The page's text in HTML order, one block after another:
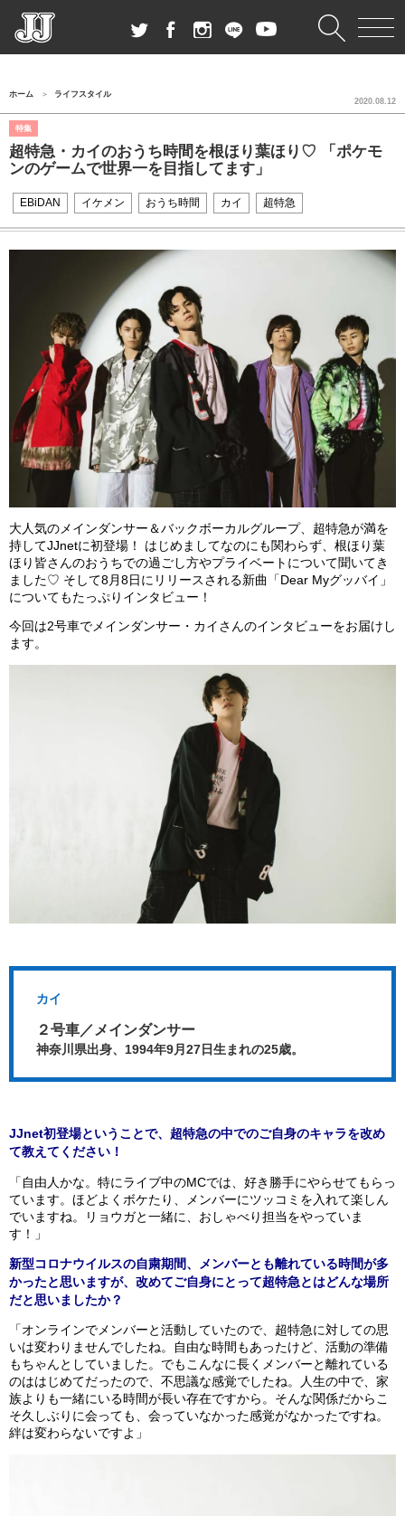
ホーム ライフスタイル
特集
超特急・カイのおうち時間を根ほり葉ほり♡ 「ポケモ
ンのゲームで世界一を目指してます」
2020.08.12
EBiDAN イケメン おうち時間 カイ 超特急
大人気のメインダンサー＆バックボーカルグループ、超特急が満を
持してJJnetに初登場！ はじめましてなのにも関わらず、根ほり葉
ほり皆さんのおうちでの過ごし方やプライベートについて聞いてき
ました♡ そして8月8日にリリースされる新曲「Dear Myグッバイ」
についてもたっぷりインタビュー！
今回は2号車でメインダンサー・カイさんのインタビューをお届けし
ます。
カイ
２号車／メインダンサー
神奈川県出身、1994年9月27日生まれの25歳。
JJnet初登場ということで、超特急の中でのご自身のキャラを改め
て教えてください！
「自由人かな。特にライブ中のMCでは、好き勝手にやらせてもらっ
ています。ほどよくボケたり、メンバーにツッコミを入れて楽しん
でいますね。リョウガと一緒に、おしゃべり担当をやっていま
す！」
新型コロナウイルスの自粛期間、メンバーとも離れている時間が多
かったと思いますが、改めてご自身にとって超特急とはどんな場所
だと思いましたか？
「オンラインでメンバーと活動していたので、超特急に対しての思
いは変わりませんでしたね。自由な時間もあったけど、活動の準備
もちゃんとしていました。でもこんなに長くメンバーと離れている
のははじめてだったので、不思議な感覚でしたね。人生の中で、家
族よりも一緒にいる時間が長い存在ですから。そんな関係だからこ
そ久しぶりに会っても、会っていなかった感覚がなかったですね。
絆は変わらないですよ」